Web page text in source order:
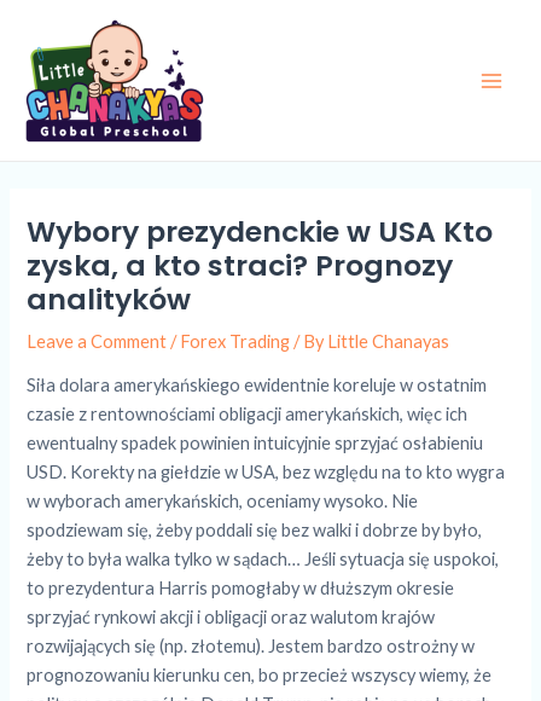
content
Wybory prezydenckie w USA Kto
zyska, a kto straci? Prognozy
analityków
Leave a Comment /Forex Trading/ ByLittle Chanayas
Siła dolara amerykańskiego ewidentnie koreluje w ostatnim
czasie z rentownościami obligacji amerykańskich, więc ich
ewentualny spadek powinien intuicyjnie sprzyjać osłabieniu
USD. Korekty na giełdzie w USA, bez względu na to kto wygra
w wyborach amerykańskich, oceniamy wysoko. Nie
spodziewam się, żeby poddali się bez walki i dobrze by było,
żeby to była walka tylko w sądach… Jeśli sytuacja się uspokoi,
to prezydentura Harris pomogłaby w dłuższym okresie
sprzyjać rynkowi akcji i obligacji oraz walutom krajów
rozwijających się (np. złotemu). Jestem bardzo ostrożny w
prognozowaniu kierunku cen, bo przecież wszyscy wiemy, że
navigation